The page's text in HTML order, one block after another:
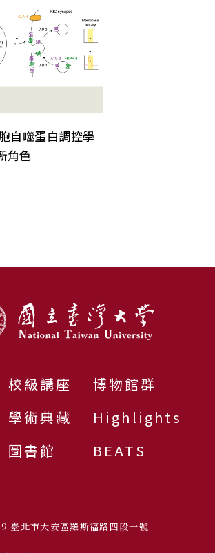
自噬蛋白調控學
角色
校級講座
學術典藏
圖書館
博物館群
Highlights
BEATS
臺北市大安區羅斯福路四段一號